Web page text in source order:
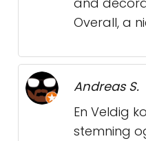
Overall, a
Andreas S.
En Veldig
stemning